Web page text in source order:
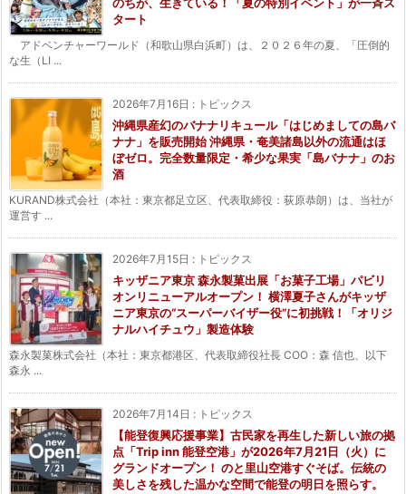
タート
アドベンチャーワールド（和歌山県白浜町）は、２０２６年の夏、「圧倒的
な生（LI ...
2026年7月16日 : トピックス
沖縄県産幻のバナナリキュール「はじめましての島バ
ナナ」を販売開始 沖縄県・奄美諸島以外の流通はほ
ぼゼロ。完全数量限定・希少な果実「島バナナ」のお
酒
KURAND株式会社（本社：東京都足立区、代表取締役：荻原恭朗）は、当社が
運営す ...
2026年7月15日 : トピックス
キッザニア東京 森永製菓出展「お菓子工場」パビリ
オンリニューアルオープン！ 横澤夏子さんがキッザ
ニア東京の“スーパーバイザー役”に初挑戦！「オリジ
ナルハイチュウ」製造体験
森永製菓株式会社（本社：東京都港区、代表取締役社長 COO：森 信也、以下
森永 ...
2026年7月14日 : トピックス
【能登復興応援事業】古民家を再生した新しい旅の拠
点「Trip inn 能登空港」が2026年7月21日（火）に
グランドオープン！ のと里山空港すぐそば。伝統の
美しさを残した温かな空間で能登の明日を照らす。